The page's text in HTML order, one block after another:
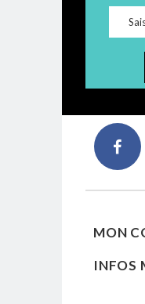
MON
INFOS